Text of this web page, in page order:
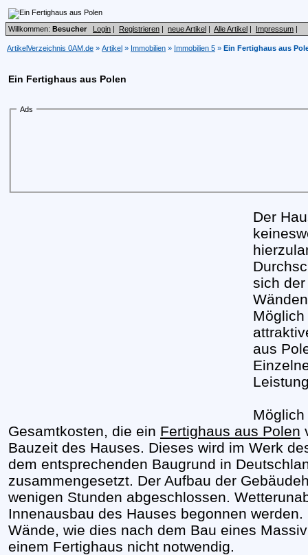
Willkommen: Besucher Login | Registrieren | neue Artikel | Alle Artikel | Impressum |
ArtikelVerzeichnis 0AM.de » Artikel » Immobilien » Immobilien 5 » Ein Fertighaus aus
Ein Fertighaus aus Polen
Ads
Der
sich
aus
Gesamtkosten, die ein Fertighaus aus Polen
Bauzeit des Hauses. Dieses wird im Werk
dem entsprechenden Baugrund in
zusammengesetzt. Der Aufbau der
wenigen Stunden abgeschlossen.
Innenausbau des Hauses begonnen
Wände, wie dies nach dem Bau eines
einem Fertighaus nicht notwendig.